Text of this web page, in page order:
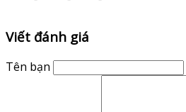
Viết đánh giá
Tên bạn